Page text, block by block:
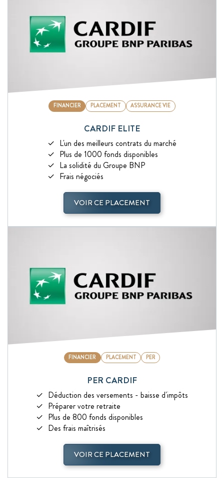
PLACEMENT
FINANCIER ASSURANCE VIE
CARDIF ELITE
L'un des meilleurs contrats du marché
Plus de 1000 fonds disponibles
La solidité du Groupe BNP
Frais négociés
VOIR CE PLACEMENT
PLACEMENT
FINANCIER PER
PER CARDIF
Déduction des versements - baisse d'impôts
Préparer votre retraite
Plus de 800 fonds disponibles
Des frais maîtrisés
VOIR CE PLACEMENT